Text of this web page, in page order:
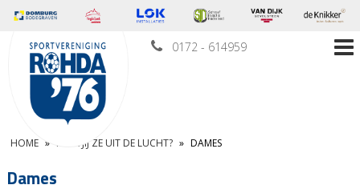
0172 - 614959
HOME » PLUK JIJ ZE UIT DE LUCHT? » DAMES
Dames